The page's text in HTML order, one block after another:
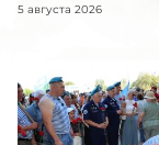
5 августа 2026